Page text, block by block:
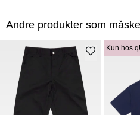
Andre produkter som
Kun hos